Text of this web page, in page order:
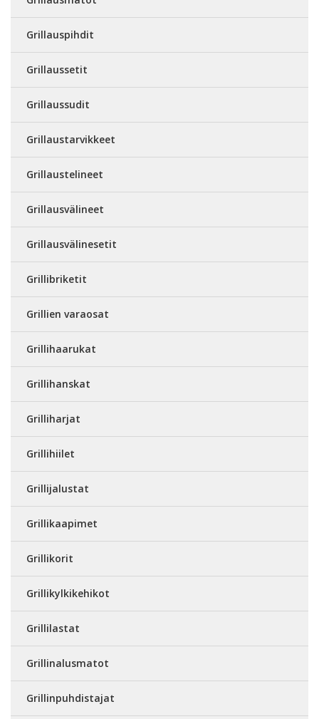
Grillauspihdit
Grillaussetit
Grillaussudit
Grillaustarvikkeet
Grillaustelineet
Grillausvälineet
Grillausvälinesetit
Grillibriketit
Grillien varaosat
Grillihaarukat
Grillihanskat
Grilliharjat
Grillihiilet
Grillijalustat
Grillikaapimet
Grillikorit
Grillikylkikehikot
Grillilastat
Grillinalusmatot
Grillinpuhdistajat